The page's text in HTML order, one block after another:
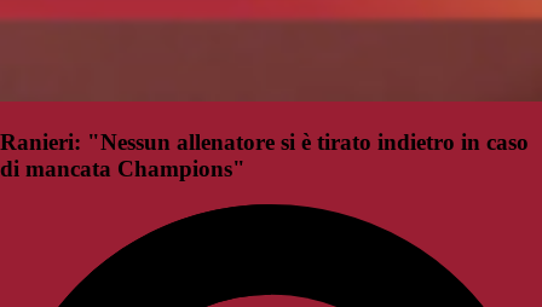
Ranieri: "Nessun allenatore si è tirato indietro in caso
di mancata Champions"